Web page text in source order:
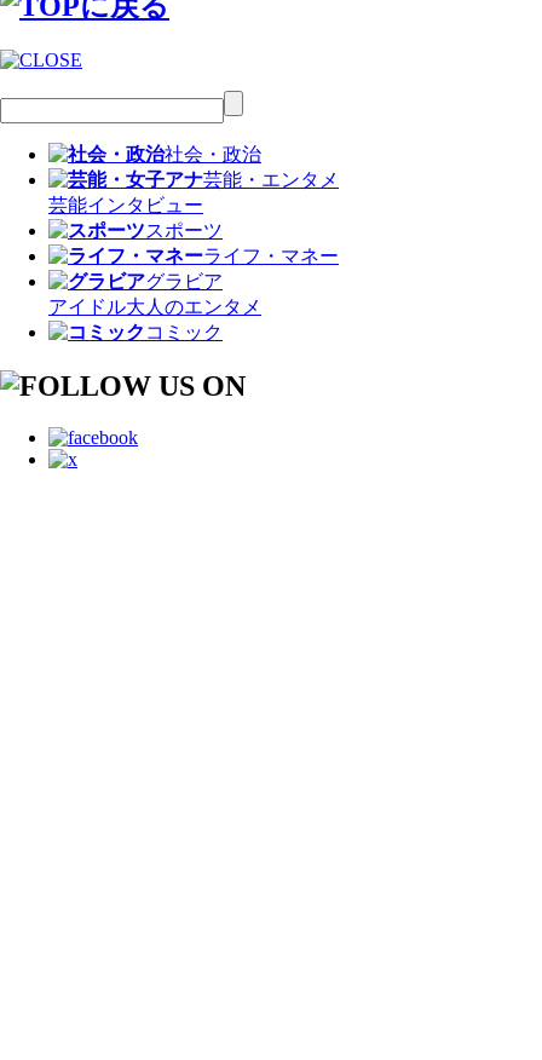
社会・政治
芸能・エンタメ
芸能インタビュー
スポーツ
ライフ・マネー
グラビア
アイドル大人のエンタメ
コミック